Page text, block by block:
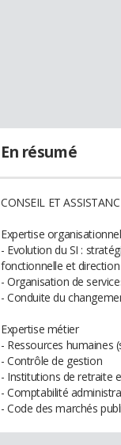
En résumé
CONSEIL ET
Expertise
- Evolution du SI :
fonctionnelle et
- Organisation de
- Conduite du
Expertise métier
- Ressources humaines
- Contrôle de gestion
- Institutions de retraite
- Comptabilité
- Code des marchés